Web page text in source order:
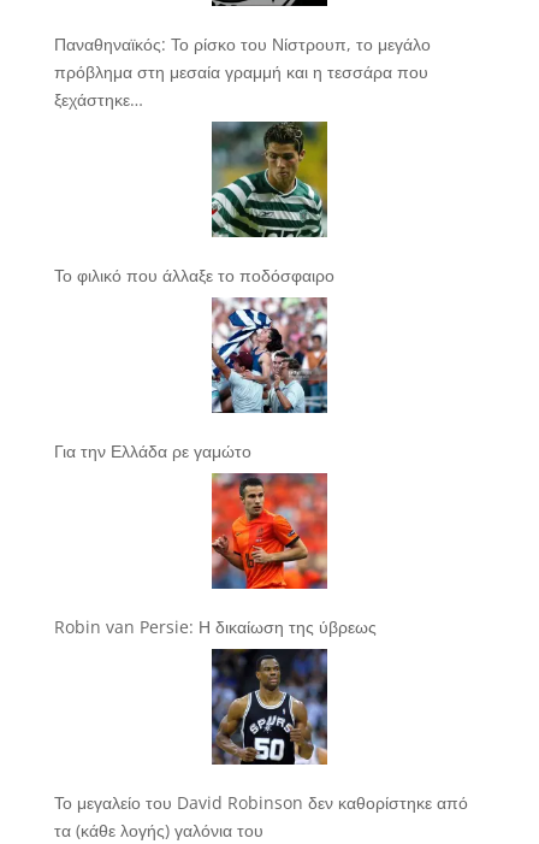
Παναθηναϊκός: Το ρίσκο του Νίστρουπ, το μεγάλο
πρόβλημα στη μεσαία γραμμή και η τεσσάρα που
ξεχάστηκε…
Το φιλικό που άλλαξε το ποδόσφαιρο
Για την Ελλάδα ρε γαμώτο
Robin van Persie: Η δικαίωση της ύβρεως
Το μεγαλείο του David Robinson δεν καθορίστηκε από
τα (κάθε λογής) γαλόνια του